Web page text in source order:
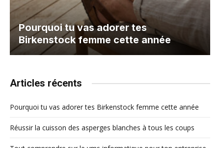
Pourquoi tu vas adorer tes
Birkenstock femme cette année
Articles récents
Pourquoi tu vas adorer tes Birkenstock femme cette année
Réussir la cuisson des asperges blanches à tous les coups